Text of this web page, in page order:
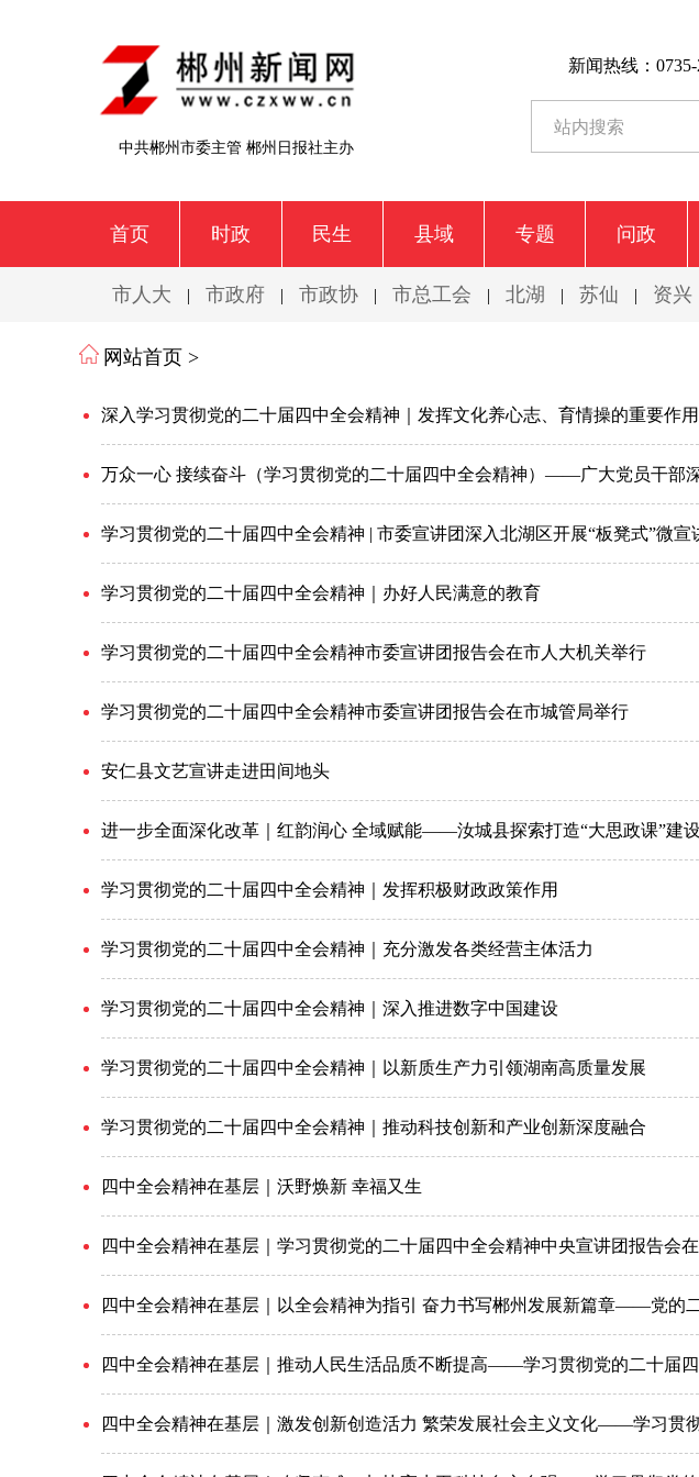
中共郴州市委主管 郴州日报社主办
新闻热线：0735-
首页 时政 民生 县域 专题 问政
市人大 | 市政府 | 市政协 | 市总工会 | 北湖 | 苏仙 | 资兴
网站首页 >
深入学习贯彻党的二十届四中全会精神｜发挥文化养心志、育情操的重要作用
学习贯彻党的二十届四中全会精神 | 市委宣讲团深入北湖区开展“板凳式”微宣
学习贯彻党的二十届四中全会精神｜办好人民满意的教育
学习贯彻党的二十届四中全会精神市委宣讲团报告会在市人大机关举行
学习贯彻党的二十届四中全会精神市委宣讲团报告会在市城管局举行
安仁县文艺宣讲走进田间地头
进一步全面深化改革｜红韵润心 全域赋能——汝城县探索打造“大思政课”建
学习贯彻党的二十届四中全会精神｜发挥积极财政政策作用
学习贯彻党的二十届四中全会精神｜充分激发各类经营主体活力
学习贯彻党的二十届四中全会精神｜深入推进数字中国建设
学习贯彻党的二十届四中全会精神｜以新质生产力引领湖南高质量发展
学习贯彻党的二十届四中全会精神｜推动科技创新和产业创新深度融合
四中全会精神在基层｜沃野焕新 幸福又生